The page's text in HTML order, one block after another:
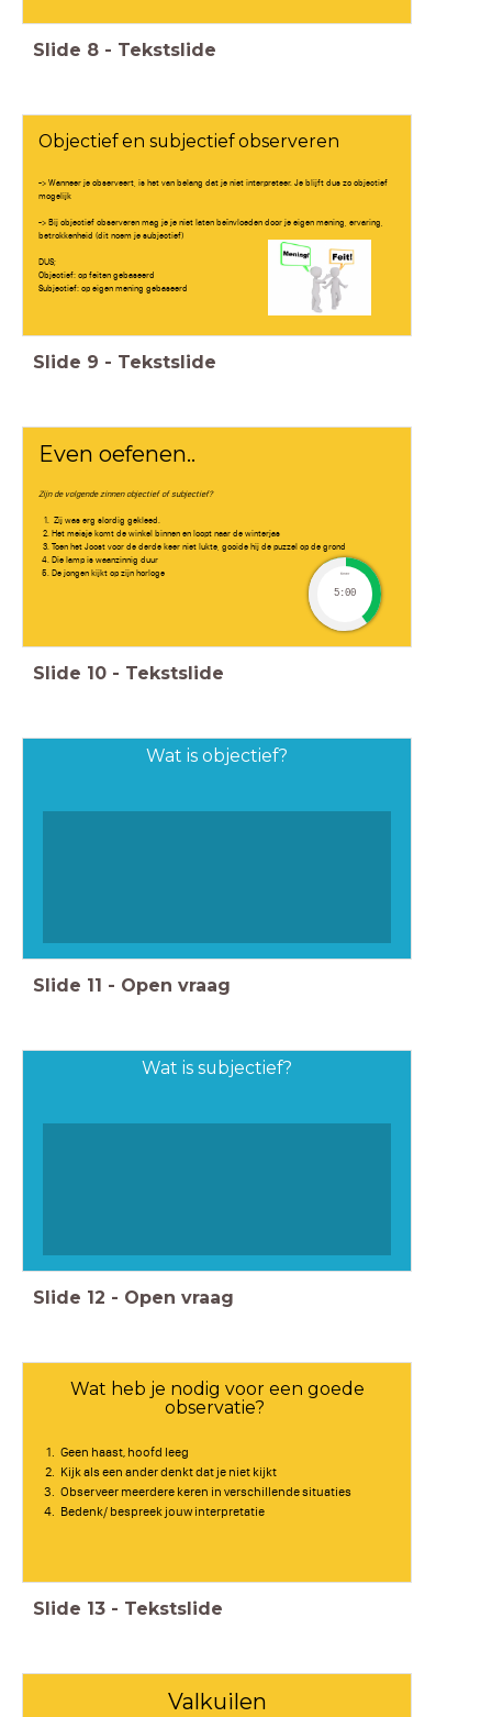
Slide 8 - Tekstslide
Objectief en subjectief observeren
-> Wanneer je observeert, is het van belang dat je niet interpreteer. Je blijft dus zo objectief
mogelijk
-> Bij objectief observeren mag je je niet laten beïnvloeden door je eigen mening, ervaring,
betrokkenheid (dit noem je subjectief)
DUS;
Objectief: op feiten gebaseerd
Subjectief: op eigen mening gebaseerd
Slide 9 - Tekstslide
Even oefenen..
Zijn de volgende zinnen objectief of subjectief?
Zij was erg slordig gekleed.
Het meisje komt de winkel binnen en loopt naar de winterjas
Toen het Joost voor de derde keer niet lukte, gooide hij de puzzel op de grond
Die lamp is waanzinnig duur
De jongen kijkt op zijn horloge
timer
5:00
Slide 10 - Tekstslide
Wat is objectief?
Slide 11 - Open vraag
Wat is subjectief?
Slide 12 - Open vraag
Wat heb je nodig voor een goede
observatie?
Geen haast, hoofd leeg
Kijk als een ander denkt dat je niet kijkt
Observeer meerdere keren in verschillende situaties
Bedenk/ bespreek jouw interpretatie
Slide 13 - Tekstslide
Valkuilen